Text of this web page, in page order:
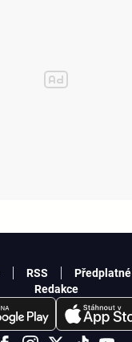
RSS Předplatné
Redakce